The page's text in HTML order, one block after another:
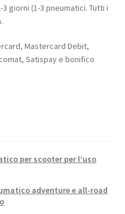
giorni (1-3 pneumatici. Tutti i
Mastercard Debit,
Satispay e bonifico
per scooter per l’uso
adventure e all-road